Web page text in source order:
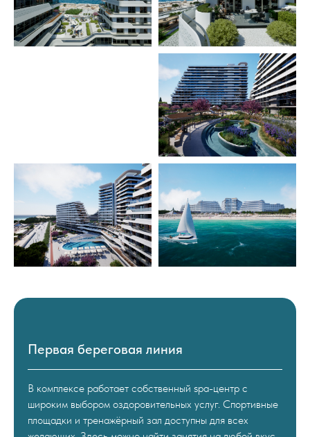
Первая береговая линия
В комплексе работает собственный spa-центр с
широким выбором оздоровительных услуг. Спортивные
площадки и тренажёрный зал доступны для всех